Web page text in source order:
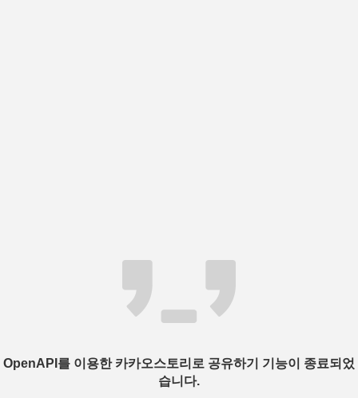
OpenAPI를 이용한 카카오스토리로 공유하기 기능이 종료되었
습니다.